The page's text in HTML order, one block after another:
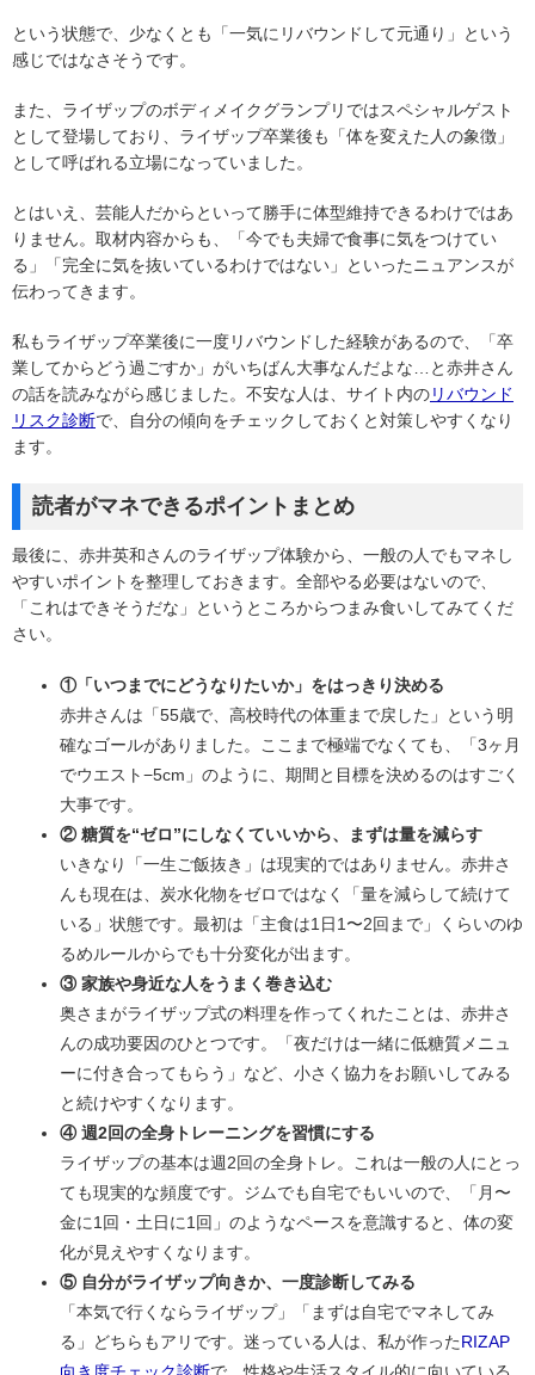
という状態で、少なくとも「一気にリバウンドして元通り」という
感じではなさそうです。
また、ライザップのボディメイクグランプリではスペシャルゲスト
として登場しており、ライザップ卒業後も「体を変えた人の象徴」
として呼ばれる立場になっていました。
とはいえ、芸能人だからといって勝手に体型維持できるわけではあ
りません。取材内容からも、「今でも夫婦で食事に気をつけてい
る」「完全に気を抜いているわけではない」といったニュアンスが
伝わってきます。
私もライザップ卒業後に一度リバウンドした経験があるので、「卒
業してからどう過ごすか」がいちばん大事なんだよな…と赤井さん
の話を読みながら感じました。不安な人は、サイト内のリバウンド
リスク診断で、自分の傾向をチェックしておくと対策しやすくなり
ます。
読者がマネできるポイントまとめ
最後に、赤井英和さんのライザップ体験から、一般の人でもマネし
やすいポイントを整理しておきます。全部やる必要はないので、
「これはできそうだな」というところからつまみ食いしてみてくだ
さい。
①「いつまでにどうなりたいか」をはっきり決める
赤井さんは「55歳で、高校時代の体重まで戻した」という明
確なゴールがありました。ここまで極端でなくても、「3ヶ月
でウエスト−5cm」のように、期間と目標を決めるのはすごく
大事です。
② 糖質を“ゼロ”にしなくていいから、まずは量を減らす
いきなり「一生ご飯抜き」は現実的ではありません。赤井さ
んも現在は、炭水化物をゼロではなく「量を減らして続けて
いる」状態です。最初は「主食は1日1〜2回まで」くらいのゆ
るめルールからでも十分変化が出ます。
③ 家族や身近な人をうまく巻き込む
奥さまがライザップ式の料理を作ってくれたことは、赤井さ
んの成功要因のひとつです。「夜だけは一緒に低糖質メニュ
ーに付き合ってもらう」など、小さく協力をお願いしてみる
と続けやすくなります。
④ 週2回の全身トレーニングを習慣にする
ライザップの基本は週2回の全身トレ。これは一般の人にとっ
ても現実的な頻度です。ジムでも自宅でもいいので、「月〜
金に1回・土日に1回」のようなペースを意識すると、体の変
化が見えやすくなります。
⑤ 自分がライザップ向きか、一度診断してみる
「本気で行くならライザップ」「まずは自宅でマネしてみ
る」どちらもアリです。迷っている人は、私が作ったRIZAP